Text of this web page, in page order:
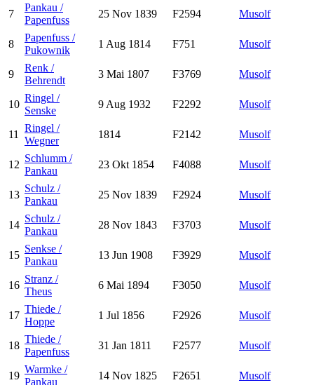
7
Pankau /
Papenfuss
25 Nov 1839 F2594 Musolf
8
Papenfuss /
Pukownik
1 Aug 1814 F751 Musolf
9
Renk /
Behrendt
3 Mai 1807 F3769 Musolf
10
Ringel /
Senske
9 Aug 1932 F2292 Musolf
11
Ringel /
Wegner
1814 F2142 Musolf
12
Schlumm /
Pankau
23 Okt 1854 F4088 Musolf
13
Schulz /
Pankau
25 Nov 1839 F2924 Musolf
14
Schulz /
Pankau
28 Nov 1843 F3703 Musolf
15
Senkse /
Pankau
13 Jun 1908 F3929 Musolf
16
Stranz /
Theus
6 Mai 1894 F3050 Musolf
17
Thiede /
Hoppe
1 Jul 1856 F2926 Musolf
18
Thiede /
Papenfuss
31 Jan 1811 F2577 Musolf
19
Warmke /
Pankau
14 Nov 1825 F2651 Musolf